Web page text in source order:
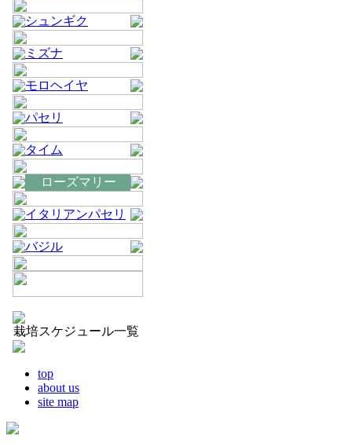
シュンギク
ミズナ
モロヘイヤ
パセリ
タイム
ローズマリー
イタリアンパセリ
バジル
栽培スケジュール一覧
top
about us
site map